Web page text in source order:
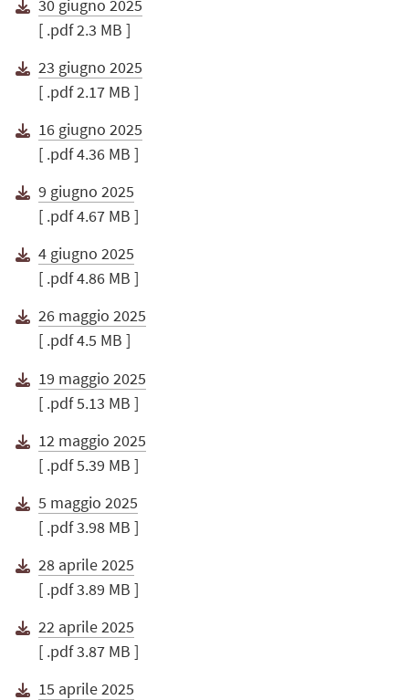
30 giugno 2025
[ .pdf 2.3 MB ]
23 giugno 2025
[ .pdf 2.17 MB ]
16 giugno 2025
[ .pdf 4.36 MB ]
9 giugno 2025
[ .pdf 4.67 MB ]
4 giugno 2025
[ .pdf 4.86 MB ]
26 maggio 2025
[ .pdf 4.5 MB ]
19 maggio 2025
[ .pdf 5.13 MB ]
12 maggio 2025
[ .pdf 5.39 MB ]
5 maggio 2025
[ .pdf 3.98 MB ]
28 aprile 2025
[ .pdf 3.89 MB ]
22 aprile 2025
[ .pdf 3.87 MB ]
15 aprile 2025